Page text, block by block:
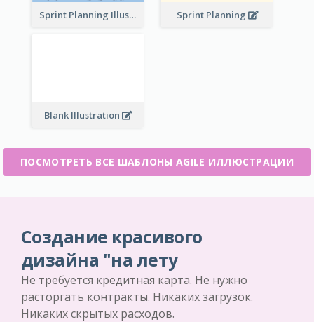
Sprint Planning Illustration Sprint Planning
Blank Illustration
ПОСМОТРЕТЬ ВСЕ ШАБЛОНЫ AGILE ИЛЛЮСТРАЦИИ
Создание красивого
дизайна "на лету
Не требуется кредитная карта. Не нужно
расторгать контракты. Никаких загрузок.
Никаких скрытых расходов.